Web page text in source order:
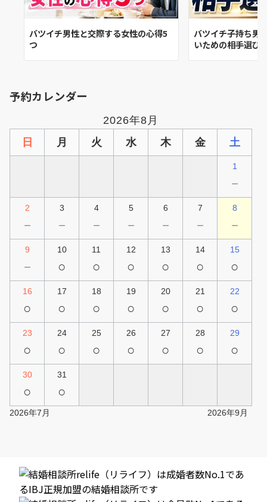
バツイチ男性と交際する女性の心得5
つ
バツイチ子持ち男
いための相手選び
予約カレンダー
2026年8月
日
月 火 水 木 金 土
1
－
2
－
3
－
4
－
5
－
6
－
7
－
8
－
9
－
10
○
11
○
12
○
13
○
14
○
15
○
16
○
17
○
18
○
19
○
20
○
21
○
22
○
23
○
24
○
25
○
26
○
27
○
28
○
29
○
30
○
31
○
2026年7月 2026年9月